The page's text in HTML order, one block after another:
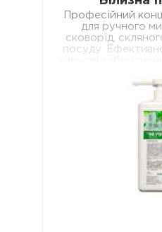
Професійний
для ручного
сковорід,
посуду.